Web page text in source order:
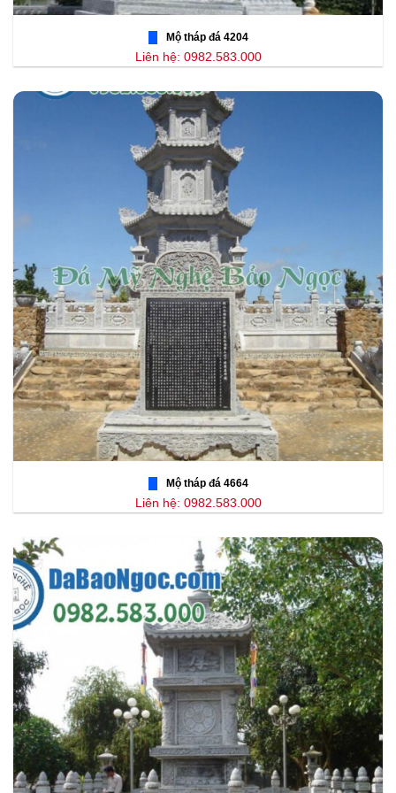
Mộ tháp đá 4204
Liên hệ: 0982.583.000
Mộ tháp đá 4664
Liên hệ: 0982.583.000